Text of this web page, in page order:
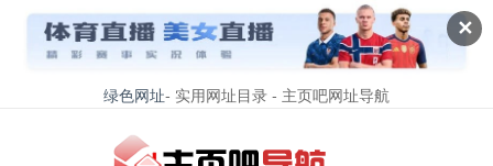
✕
绿色网址- 实用网址目录 - 主页吧网址导航